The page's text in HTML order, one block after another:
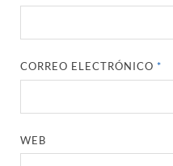
CORREO ELECTRÓNICO*
WEB